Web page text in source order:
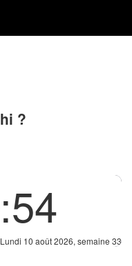
?
Lundi 10 août 2026, semaine 33